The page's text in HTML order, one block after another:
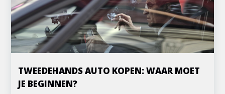
TWEEDEHANDS AUTO KOPEN: WAAR MOET
JE BEGINNEN?